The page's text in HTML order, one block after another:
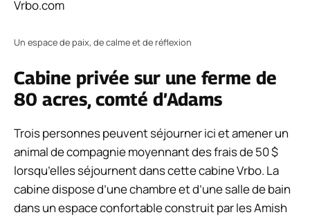
Vrbo.com
Un espace de paix, de calme et de réflexion
Cabine privée sur une ferme de
80 acres, comté d’Adams
Trois personnes peuvent séjourner ici et amener un
animal de compagnie moyennant des frais de 50 $
lorsqu’elles séjournent dans cette cabine Vrbo. La
cabine dispose d’une chambre et d’une salle de bain
dans un espace confortable construit par les Amish